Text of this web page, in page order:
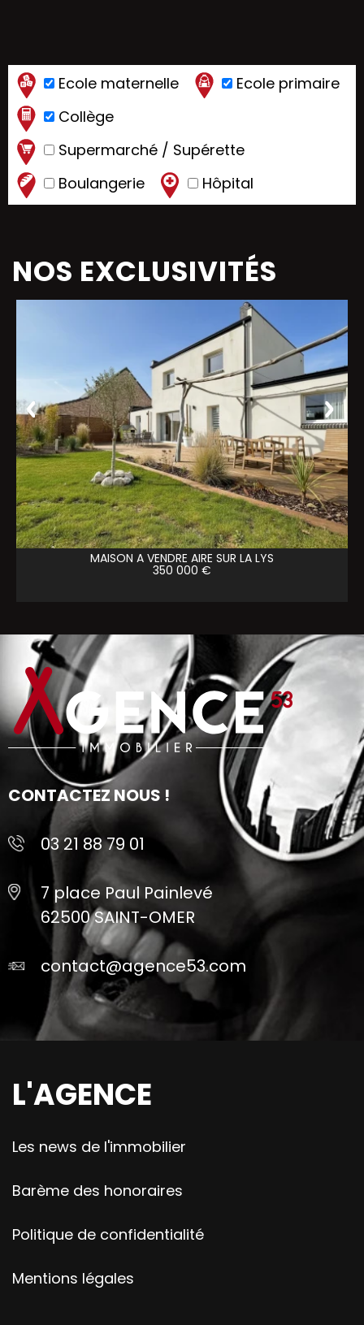
Ecole maternelle
Ecole primaire
Collège
Supermarché / Supérette
Boulangerie
Hôpital
NOS EXCLUSIVITÉS
MAISON A VENDRE AIRE SUR LA LYS
350 000 €
CONTACTEZ NOUS !
03 21 88 79 01
7 place Paul Painlevé
62500 SAINT-OMER
contact@agence53.com
L'AGENCE
Les news de l'immobilier
Barème des honoraires
Politique de confidentialité
Mentions légales